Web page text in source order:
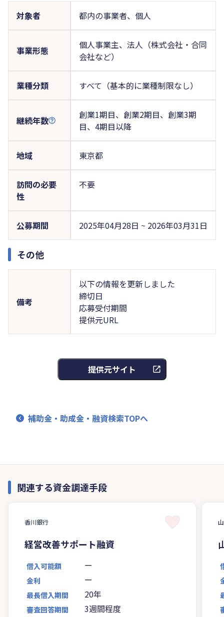
対象者 都内の事業者、個人
事業形態
個人事業主、法人（株式会社・合同
会社など）
業種分類 すべて（基本的に業種制限なし）
継続年数
創業1期目、創業2期目、創業3期
目、4期目以降
地域 東京都
訪問の必要
性
不要
公募期間 2025年04月28日 ~ 2026年03月31日
その他
備考
以下の情報を更新しました
締切日
応募受付期間
提供元URL
提供元サイト
補助金・助成金・融資検索TOPへ
関連する資金調達手段
香川銀行
経営改善サポート融資
借入可能額 ー
金利 ー
最長借入期間 20年
審査回答期間
3週間程度